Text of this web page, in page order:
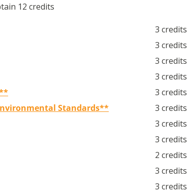
12 credits
3 credits
3 credits
3 credits
3 credits
3 credits
Standards**
3 credits
3 credits
3 credits
2 credits
3 credits
3 credits